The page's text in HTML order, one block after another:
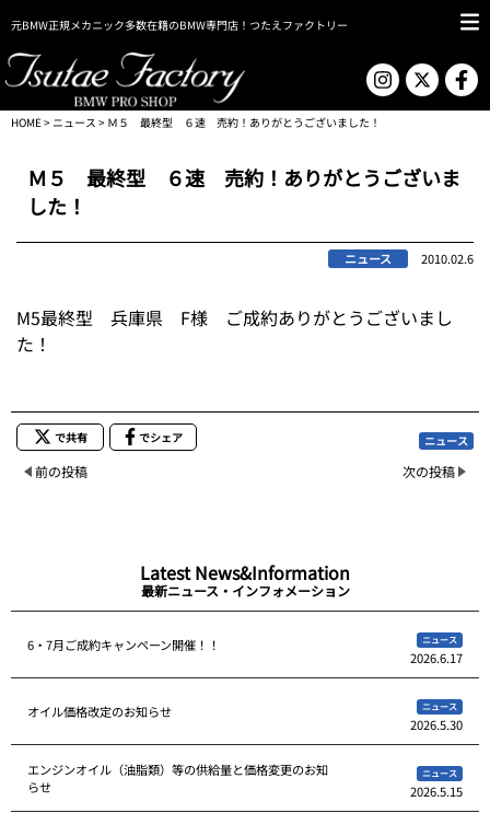
元BMW正規メカニック多数在籍のBMW専門店！つたえファクトリー
HOME> ニュース > Ｍ５ 最終型 ６速 売約！ありがとうございました！
Ｍ５ 最終型 ６速 売約！ありがとうございま
した！
ニュース 2010.02.6
M5最終型 兵庫県 F様 ご成約ありがとうございまし
た！
で共有 でシェア ニュース
前の投稿 次の投稿
Latest News&Information
最新ニュース・インフォメーション
6・7月ご成約キャンペーン開催！！ ニュース
2026.6.17
オイル価格改定のお知らせ ニュース
2026.5.30
エンジンオイル（油脂類）等の供給量と価格変更のお知
らせ
ニュース
2026.5.15